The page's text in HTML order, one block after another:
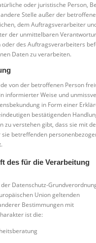
oder juristische Person,
Stelle außer der
dem Auftragsverarbeiter
der unmittelbaren
des Auftragsverarbeiters
Daten zu verarbeiten.
von der betroffenen Person
informierter Weise und
in Form einer
bestätigenden
zu verstehen gibt, dass sie mit
betreffenden
des für die Verarbeitung
Datenschutz-
Union geltenden
Bestimmungen mit
ist die: